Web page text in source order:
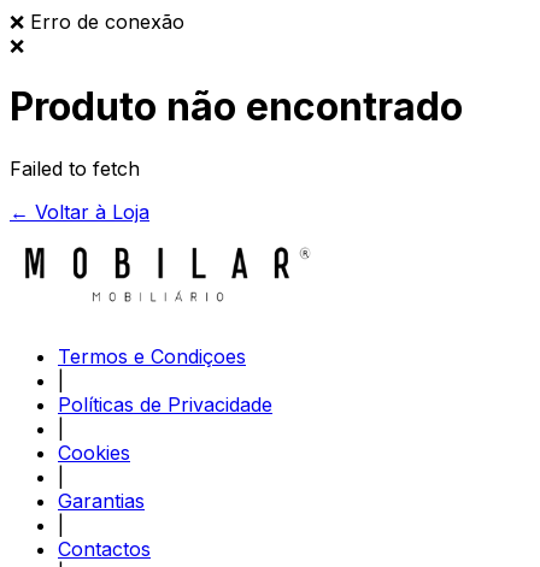
❌ Erro de conexão
❌
Produto não encontrado
Failed to fetch
← Voltar à Loja
Termos e Condiçoes
Políticas de Privacidade
Cookies
Garantias
Contactos